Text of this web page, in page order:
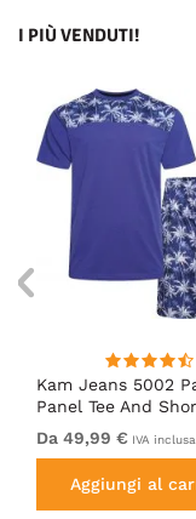
I PIÙ VENDUTI!
Kam Jeans 5002
Panel Tee And
Electric Blue
Da 49,99 € IVA inclusa
Aggiungi al